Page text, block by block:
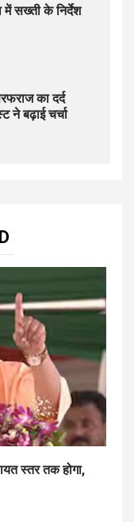
में सख्ती के निर्देश
का दर्द
ने बढ़ाई चर्चा
स्तर तक होगा,